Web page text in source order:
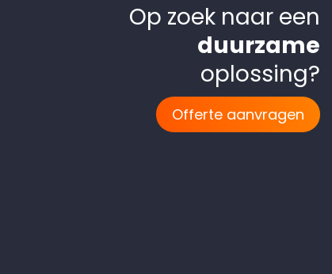
Op zoek naar een
duurzame
oplossing?
Offerte aanvragen